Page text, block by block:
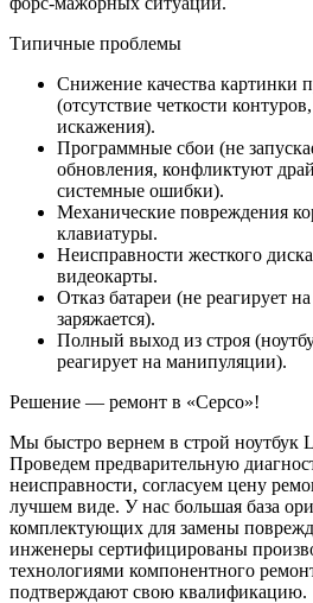
Типичные проблемы
Снижение качества картинки
(отсутствие четкости
искажения).
Программные сбои (не
обновления, конфликтуют
системные ошибки).
Механические повреждения
клавиатуры.
Неисправности жесткого
видеокарты.
Отказ батареи (не реагирует
заряжается).
Полный выход из строя
реагирует на манипуляции).
Решение — ремонт в «Серсо»!
Мы быстро вернем в строй ноутбук
Проведем предварительную
неисправности, согласуем цену
лучшем виде. У нас большая база
комплектующих для замены
инженеры сертифицированы
технологиями компонентного
подтверждают свою квалификацию.